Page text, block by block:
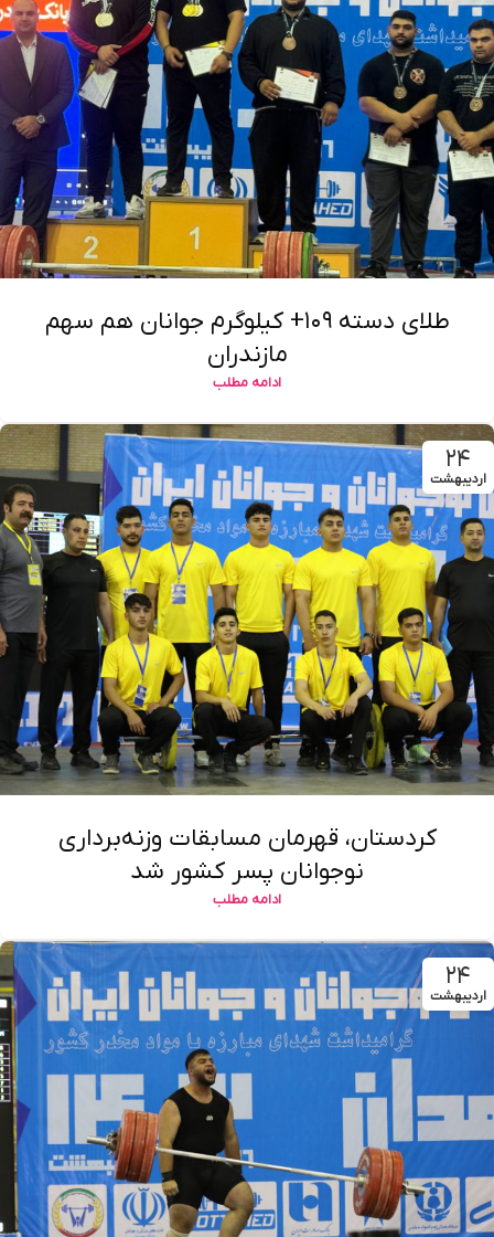
طلای دسته ۱۰۹+ کیلوگرم جوانان هم سهم
مازندران
ادامه مطلب
۲۴
اردیبهشت
کردستان، قهرمان مسابقات وزنه‌برداری
نوجوانان پسر کشور شد
ادامه مطلب
۲۴
اردیبهشت